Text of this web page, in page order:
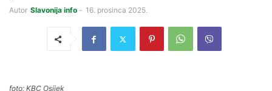
Autor Slavonija info - 16. prosinca 2025.
foto: KBC Osijek